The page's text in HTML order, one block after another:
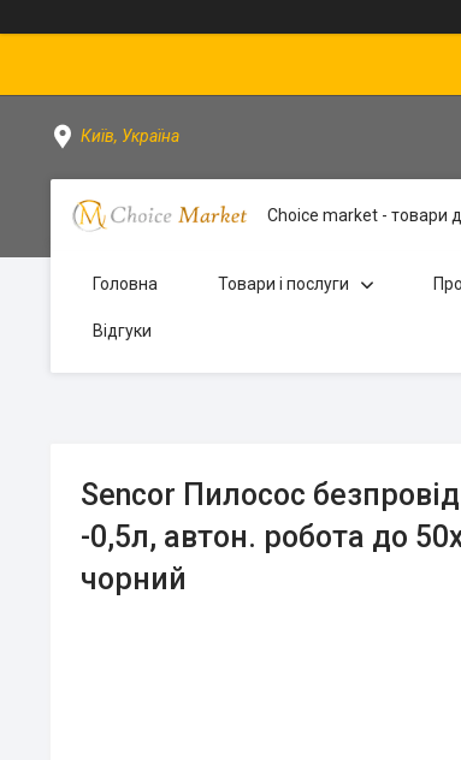
Київ, Україна
Choice market - товари
Головна Товари і послуги
Відгуки
Sencor Пилосос
-0,5л, автон. робота до
чорний